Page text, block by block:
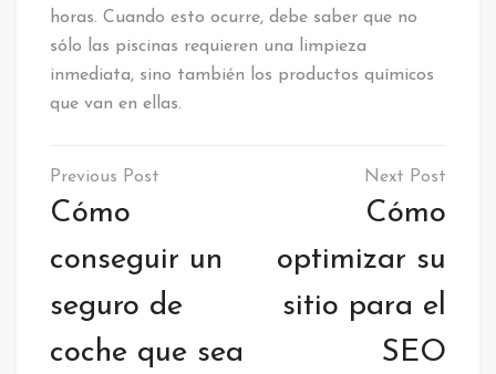
horas. Cuando esto ocurre, debe saber que no
sólo las piscinas requieren una limpieza
inmediata, sino también los productos químicos
que van en ellas.
Navegación
de
entradas
Cómo
conseguir un
seguro de
coche que sea
Cómo
optimizar su
sitio para el
SEO